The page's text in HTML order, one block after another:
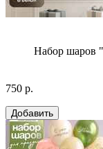
Набор шаров
750 р.